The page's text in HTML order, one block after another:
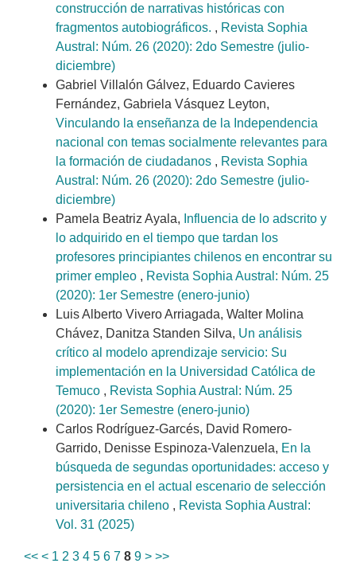
construcción de narrativas históricas con
fragmentos autobiográficos. , Revista Sophia
Austral: Núm. 26 (2020): 2do Semestre (julio-
diciembre)
Gabriel Villalón Gálvez, Eduardo Cavieres
Fernández, Gabriela Vásquez Leyton,
Vinculando la enseñanza de la Independencia
nacional con temas socialmente relevantes para
la formación de ciudadanos , Revista Sophia
Austral: Núm. 26 (2020): 2do Semestre (julio-
diciembre)
Pamela Beatriz Ayala, Influencia de lo adscrito y
lo adquirido en el tiempo que tardan los
profesores principiantes chilenos en encontrar su
primer empleo , Revista Sophia Austral: Núm. 25
(2020): 1er Semestre (enero-junio)
Luis Alberto Vivero Arriagada, Walter Molina
Chávez, Danitza Standen Silva, Un análisis
crítico al modelo aprendizaje servicio: Su
implementación en la Universidad Católica de
Temuco , Revista Sophia Austral: Núm. 25
(2020): 1er Semestre (enero-junio)
Carlos Rodríguez-Garcés, David Romero-
Garrido, Denisse Espinoza-Valenzuela, En la
búsqueda de segundas oportunidades: acceso y
persistencia en el actual escenario de selección
universitaria chileno , Revista Sophia Austral:
Vol. 31 (2025)
<< < 1 2 3 4 5 6 7 8 9 > >>